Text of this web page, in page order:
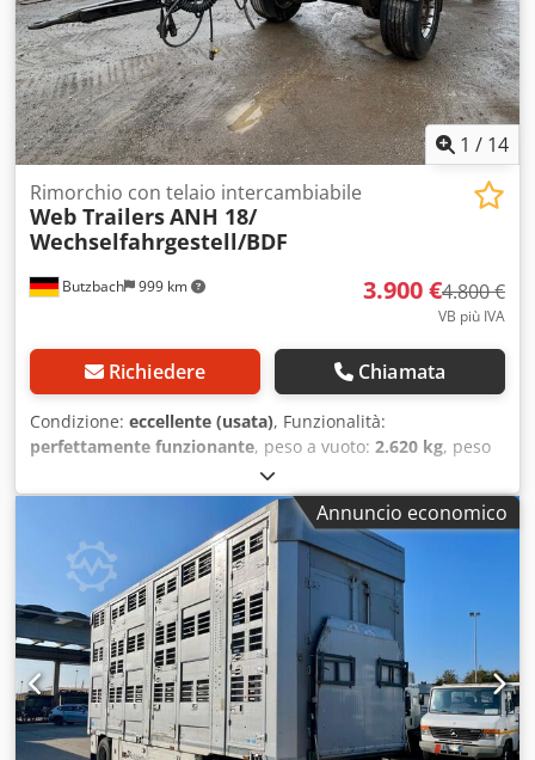
1 / 14
Butzbach 999 km
Rimorchio con telaio intercambiabile
Web TrailersANH 18/
Wechselfahrgestell/BDF
3.900 €4.800 €
VB più IVA
Richiedere Chiamata
Condizione: eccellente (usata), Funzionalità:
perfettamente funzionante, peso a vuoto: 2.620 kg, peso
, prima immatricolazione:
sospensione:aria, Anno di produzione:2017, WEB ANH 18/
Telaio intercambiabile/BDF • Produttore: WEB Cedpfxjzdt
Exo Ah Seha • Modello: ANH 18 • Anno di fabbricazione:
10.01.2017 • Sospensioni: ad aria/ad aria • Peso a vuoto:
2620 kg • Carico utile: 15380 kg • Peso totale consentito:
18000 kg • Contenitore da 5,95 metri • Attacco per
rimorchio da 40 mm • Revisione valida fino a: 08.2026 •
Macchinario tedesco • Immediatamente pronto all'uso • La
presente offerta non è vincolante. - Salvo vendita
anticipata, - Non si escludono errori e/o refusi. - La vendita
è soggetta alle nostre condizioni generali di contratto.
Annuncio economico